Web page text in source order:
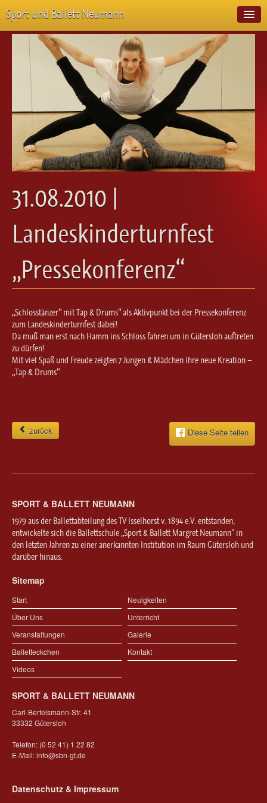
Sport und Ballett Neumann
Start
Neuigkeiten
Über Uns
Veranstaltungen
Emotion Pur
Meisterschaften
Projekte
Vorstellungen
Workshops
Galerie
Kontakt
Ballett für Erwachsene / Jugendliche
Kreative Früherziehung / Kinderballett
Steptanz
Urban Dance
31.08.2010 |
Landeskinderturnfest
„Pressekonferenz“
„Schlosstänzer“ mit Tap & Drums“ als Aktivpunkt bei der Pressekonferenz
zum Landeskinderturnfest dabei!
Da muß man erst nach Hamm ins Schloss fahren um in Gütersloh auftreten
zu dürfen!
Mit viel Spaß und Freude zeigten 7 Jungen & Mädchen ihre neue Kreation –
„Tap & Drums“
zurück Diese Seite teilen
SPORT & BALLETT NEUMANN
1979 aus der Ballettabteilung des TV Isselhorst v. 1894 e.V. entstanden,
entwickelte sich die Ballettschule „Sport & Ballett Margret Neumann“ in
den letzten Jahren zu einer anerkannten Institution im Raum Gütersloh und
darüber hinaus.
Sitemap
Start
Neuigkeiten
Über Uns
Unterricht
Veranstaltungen
Galerie
Balletteckchen
Kontakt
Videos
SPORT & BALLETT NEUMANN
Carl-Bertelsmann-Str. 41
33332 Gütersloh
Telefon: (0 52 41) 1 22 82
E-Mail:info@sbn-gt.de
Datenschutz & Impressum